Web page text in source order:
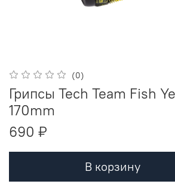
(0)
Грипсы Tech Team Fish Yellow/Black
170mm
690 ₽
В корзину